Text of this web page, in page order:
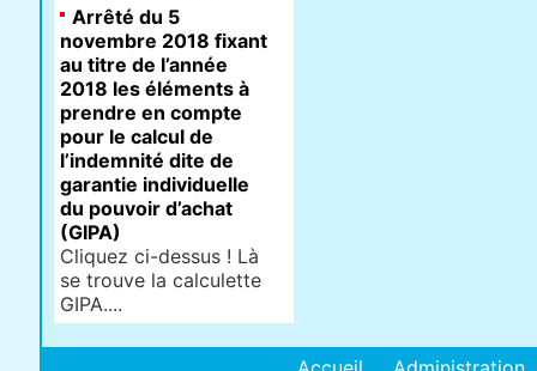
Arrêté du 5
novembre 2018 fixant
au titre de l’année
2018 les éléments à
prendre en compte
pour le calcul de
l’indemnité dite de
garantie individuelle
du pouvoir d’achat
(GIPA)
Cliquez ci-dessus ! Là
se trouve la calculette
GIPA....